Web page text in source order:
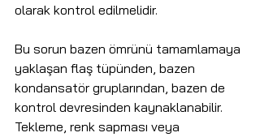
olarak kontrol edilmelidir.
Bu sorun bazen ömrünü tamamlamaya
yaklaşan flaş tüpünden, bazen
kondansatör gruplarından, bazen de
kontrol devresinden kaynaklanabilir.
Tekleme, renk sapması veya